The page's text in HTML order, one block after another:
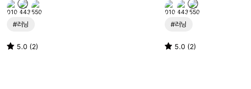
#러닝
5.0 (2)
#러닝
5.0 (2)